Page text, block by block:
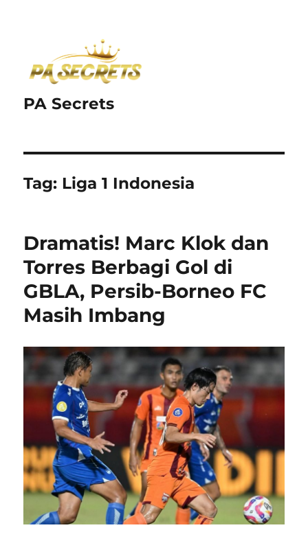
PA Secrets
Tag: Liga 1 Indonesia
Dramatis! Marc Klok dan
Torres Berbagi Gol di
GBLA, Persib-Borneo FC
Masih Imbang